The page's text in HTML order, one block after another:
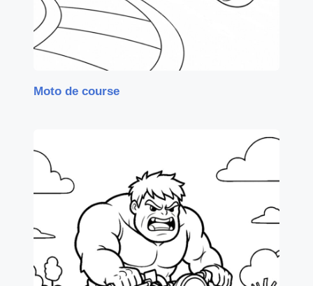
Moto de course